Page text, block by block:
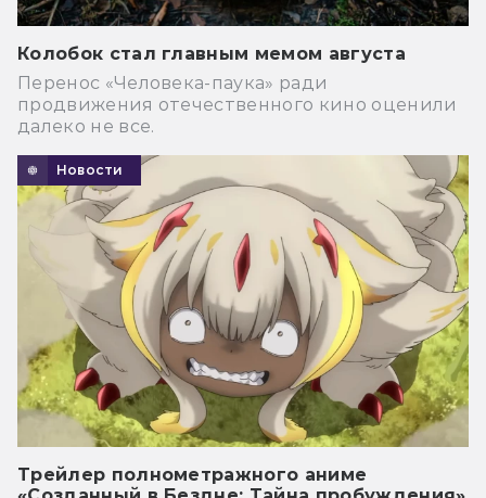
Колобок стал главным мемом августа
Перенос «Человека-паука» ради
продвижения отечественного кино оценили
далеко не все.
Новости
Трейлер полнометражного аниме